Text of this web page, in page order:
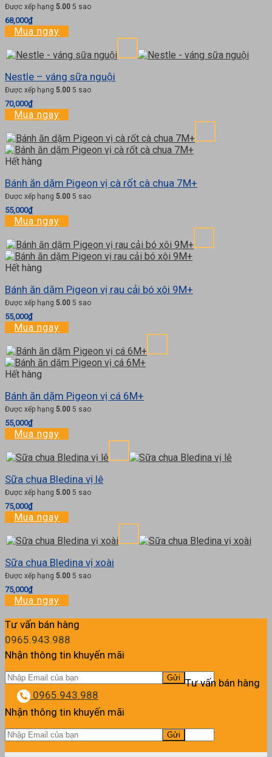
Được xếp hạng 5.00 5 sao
68,000₫
Mua ngay
Nestle – váng sữa nguội
Được xếp hạng 5.00 5 sao
70,000₫
Mua ngay
Hết hàng
Bánh ăn dặm Pigeon vị cà rốt cà chua 7M+
Được xếp hạng 5.00 5 sao
55,000₫
Mua ngay
Hết hàng
Bánh ăn dặm Pigeon vị rau cải bó xôi 9M+
Được xếp hạng 5.00 5 sao
55,000₫
Mua ngay
Hết hàng
Bánh ăn dặm Pigeon vị cá 6M+
Được xếp hạng 5.00 5 sao
55,000₫
Mua ngay
Sữa chua Bledina vị lê
Được xếp hạng 5.00 5 sao
75,000₫
Mua ngay
Sữa chua Bledina vị xoài
Được xếp hạng 5.00 5 sao
75,000₫
Mua ngay
Tư vấn bán hàng
0965.943.988
Nhận thông tin khuyến mãi
Tư vấn bán hàng
0965.943.988
Nhận thông tin khuyến mãi